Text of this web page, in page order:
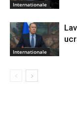
Internationale
Internationale